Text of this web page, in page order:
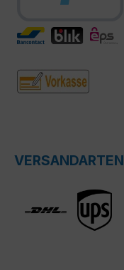
VERSANDARTEN